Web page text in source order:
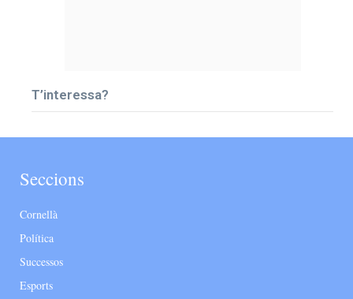
T’interessa?
Seccions
Cornellà
Política
Successos
Esports